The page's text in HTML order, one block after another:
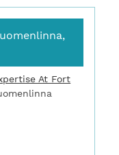
At Fort